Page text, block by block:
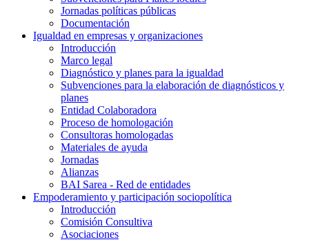
Jornadas políticas públicas
Documentación
Igualdad en empresas y organizaciones
Introducción
Marco legal
Diagnóstico y planes para la igualdad
Subvenciones para la elaboración de diagnósticos y
planes
Entidad Colaboradora
Proceso de homologación
Consultoras homologadas
Materiales de ayuda
Jornadas
Alianzas
BAI Sarea - Red de entidades
Empoderamiento y participación sociopolítica
Introducción
Comisión Consultiva
Asociaciones